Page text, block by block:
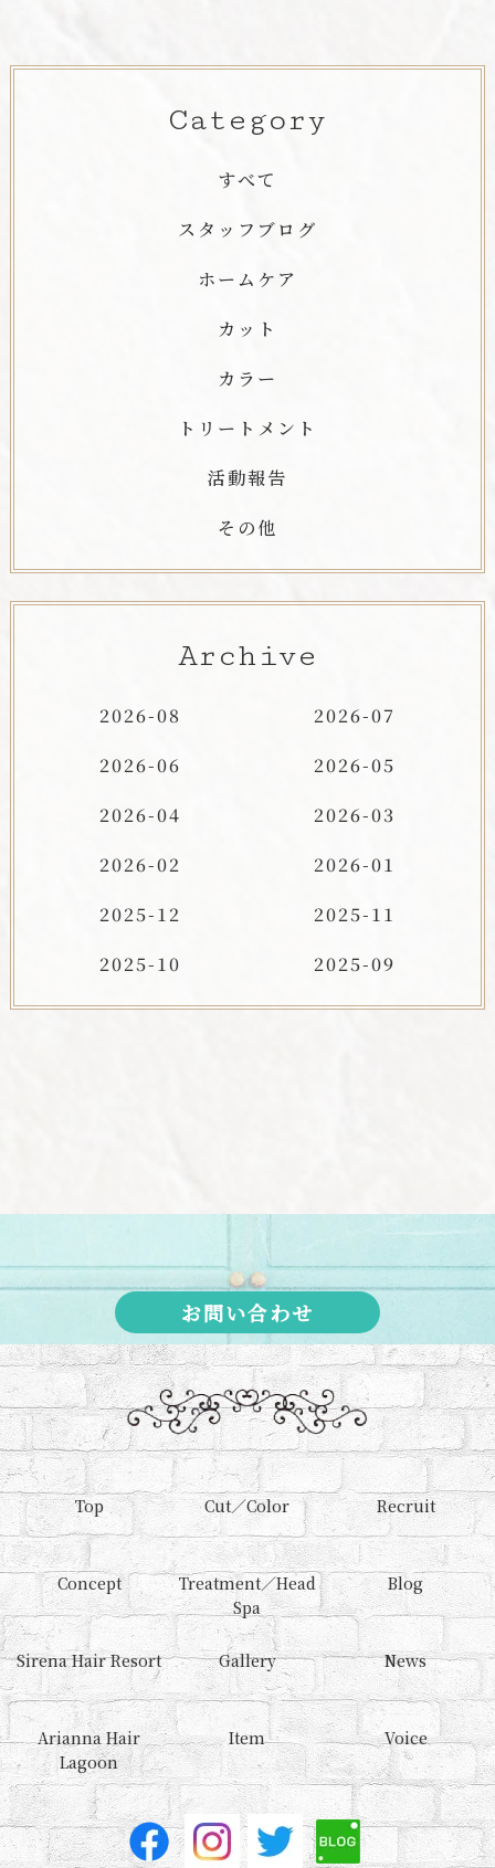
Category
すべて
スタッフブログ
ホームケア
カット
カラー
トリートメント
活動報告
その他
Archive
2026-08
2026-07
2026-06
2026-05
2026-04
2026-03
2026-02
2026-01
2025-12
2025-11
2025-10
2025-09
お問い合わせ
Top
Concept
Sirena Hair Resort
Arianna Hair
Lagoon
Cut／Color
Treatment／Head
Spa
Gallery
Item
Recruit
Blog
News
Voice